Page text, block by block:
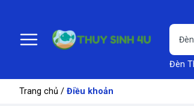
Đèn
Trang chủ / Điều khoản